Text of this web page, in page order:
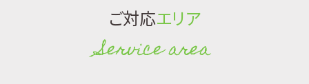
ご対応エリア
Service area